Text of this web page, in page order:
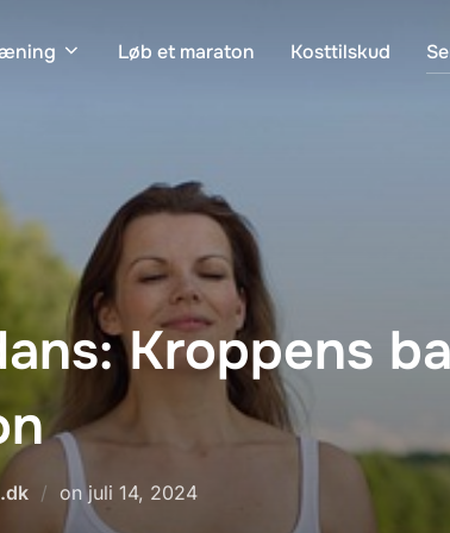
Løb et maraton Kosttilskud
Kroppens
onUdgivet
d.
juli 14, 2024